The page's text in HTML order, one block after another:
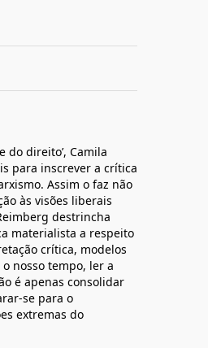
do direito’, Camila
para inscrever a crítica
Assim o faz não
às visões liberais
destrincha
materialista a respeito
crítica, modelos
nosso tempo, ler a
é apenas consolidar
se para o
extremas do